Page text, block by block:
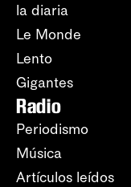
la diaria
Le Monde
Lento
Gigantes
Radio
Periodismo
Música
Artículos leídos